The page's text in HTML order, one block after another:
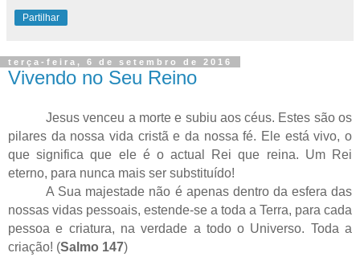
Partilhar
terça-feira, 6 de setembro de 2016
Vivendo no Seu Reino
Jesus venceu a morte e subiu aos céus. Estes são os
pilares da nossa vida cristã e da nossa fé. Ele está vivo, o
que significa que ele é o actual Rei que reina. Um Rei
eterno, para nunca mais ser substituído!
A Sua majestade não é apenas dentro da esfera das
nossas vidas pessoais, estende-se a toda a Terra, para cada
pessoa e criatura, na verdade a todo o Universo. Toda a
criação! (Salmo 147)